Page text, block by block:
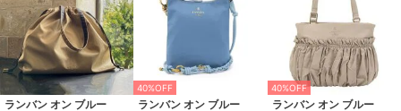
ランバン オン ブルー
40%OFF
ランバン オン ブルー
40%OFF
ランバン オン ブルー